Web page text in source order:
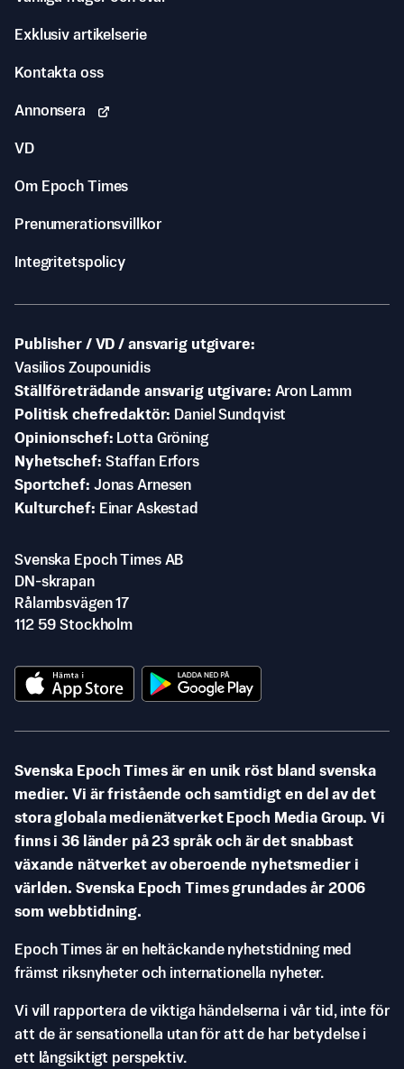
Exklusiv artikelserie
Kontakta oss
Annonsera
VD
Om Epoch Times
Prenumerationsvillkor
Integritetspolicy
Publisher / VD / ansvarig utgivare
Vasilios Zoupounidis
Ställföreträdande ansvarig utgivare Aron Lamm
Politisk chefredaktör
Daniel Sundqvist
Opinionschef
Lotta Gröning
Nyhetschef Staffan Erfors
Sportchef Jonas Arnesen
Kulturchef
Einar Askestad
Svenska Epoch Times AB
DN-skrapan
Rålambsvägen 17
112 59 Stockholm
Svenska Epoch Times är en unik röst bland svenska
medier. Vi är fristående och samtidigt en del av det
stora globala medienätverket Epoch Media Group. Vi
finns i 36 länder på 23 språk och är det snabbast
växande nätverket av oberoende nyhetsmedier i
världen. Svenska Epoch Times grundades år 2006
som webbtidning.
Epoch Times är en heltäckande nyhetstidning med
främst riksnyheter och internationella nyheter.
Vi vill rapportera de viktiga händelserna i vår tid, inte för
att de är sensationella utan för att de har betydelse i
ett långsiktigt perspektiv.